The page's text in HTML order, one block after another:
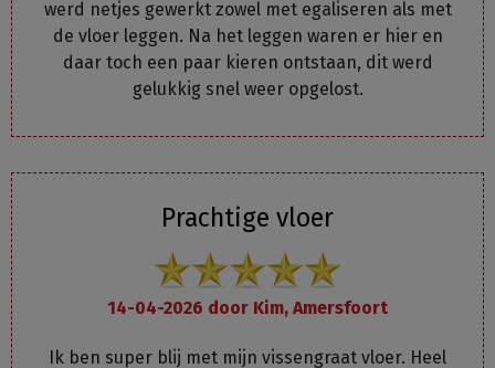
werd netjes gewerkt zowel met egaliseren als met
de vloer leggen. Na het leggen waren er hier en
daar toch een paar kieren ontstaan, dit werd
gelukkig snel weer opgelost.
Prachtige vloer
14-04-2026 door Kim, Amersfoort
Ik ben super blij met mijn vissengraat vloer. Heel